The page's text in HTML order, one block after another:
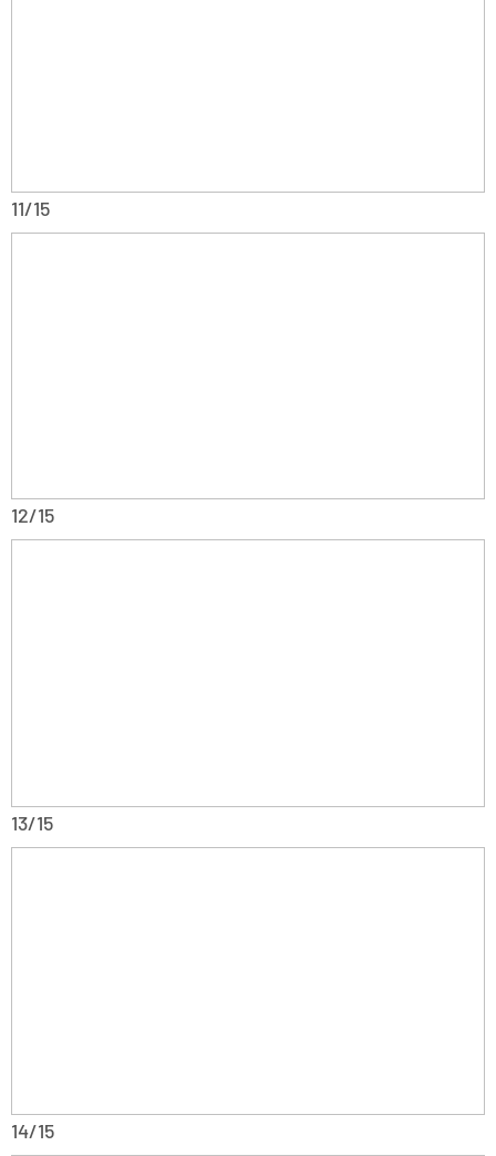
11/15
12/15
13/15
14/15